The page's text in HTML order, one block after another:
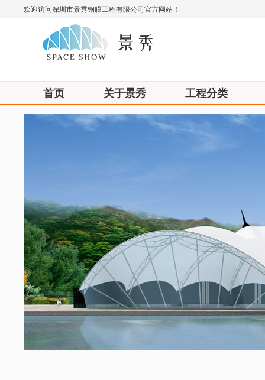
欢迎访问深圳市景秀钢膜工程有限公司官方网站！
首页 关于景秀 工程分类